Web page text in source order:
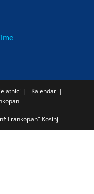
Kalendar
Frankopan" Kosinj